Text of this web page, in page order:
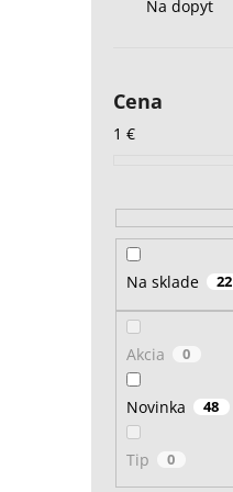
Na dopyt
Cena
1 €
Na sklade 22
Akcia 0
Novinka 48
Tip 0